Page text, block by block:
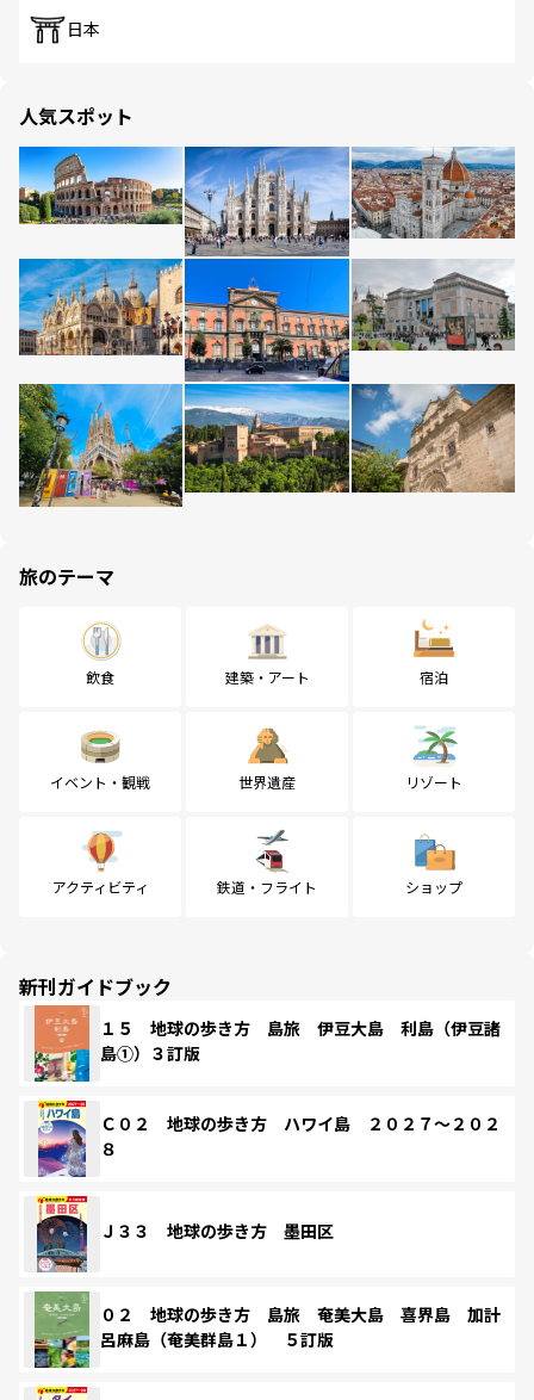
日本
人気スポット
旅のテーマ
飲食 建築・アート 宿泊
イベント・観戦 世界遺産 リゾート
アクティビティ 鉄道・フライト ショップ
新刊ガイドブック
１５ 地球の歩き方 島旅 伊豆大島 利島（伊豆諸
島①）３訂版
Ｃ０２ 地球の歩き方 ハワイ島 ２０２７～２０２
８
Ｊ３３ 地球の歩き方 墨田区
０２ 地球の歩き方 島旅 奄美大島 喜界島 加計
呂麻島（奄美群島１） ５訂版